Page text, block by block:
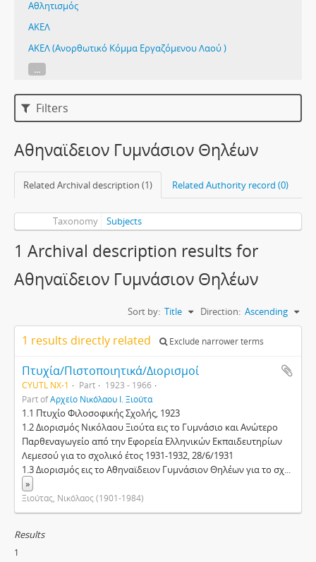
Αθλητισμός
ΑΚΕΛ
ΑΚΕΛ (Ανορθωτικό Κόμμα Εργαζόμενου Λαού )
...
Filters
Αθηναϊδειον Γυμνάσιον Θηλέων
Related Archival description (1) Related Authority record (0)
Taxonomy Subjects
1 Archival description results for
Αθηναϊδειον Γυμνάσιον Θηλέων
Sort by: Title Direction: Ascending
1 results directly related Exclude narrower terms
Πτυχία/Πιστοποιητικά/Διορισμοί
CYUTL NX-1 Part
1923 - 1966
Part ofΑρχείο Νικόλαου Ι. Ξιούτα
1.1 Πτυχίο Φιλοσοφικής Σχολής, 1923
1.2 Διορισμός Νικόλαου Ξιούτα εις το Γυμνάσιο και Ανώτερο
Παρθεναγωγείο από την Εφορεία Ελληνικών Εκπαιδευτηρίων
Λεμεσού για το σχολικό έτος 1931-1932, 28/6/1931
1.3 Διορισμός εις το Αθηναϊδειον Γυμνάσιον Θηλέων για το σχ...
»
Ξιούτας, Νικόλαος (1901-1984)
Results
1